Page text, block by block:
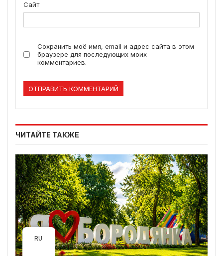
Сайт
Сохранить моё имя, email и адрес сайта в этом
браузере для последующих моих
комментариев.
ЧИТАЙТЕ ТАКЖЕ
RU